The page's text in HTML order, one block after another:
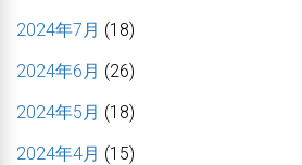
2024年7月 (18)
2024年6月 (26)
2024年5月 (18)
2024年4月 (15)